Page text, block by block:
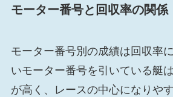
モーター番号と回収率の関係
モーター番号別の成績は回収率
いモーター番号を引いている艇
が高く、レースの中心になりや